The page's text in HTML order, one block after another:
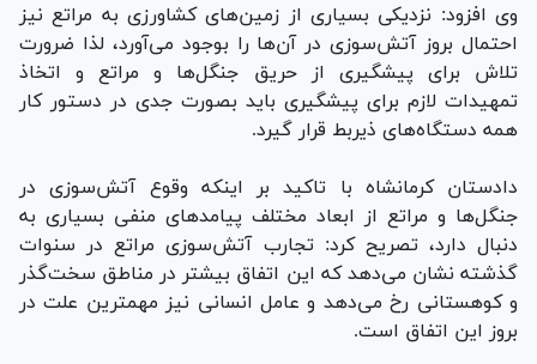
وی افزود: نزدیکی بسیاری از زمین‌های کشاورزی به مراتع نیز
احتمال بروز آتش‌سوزی در آن‌ها را بوجود می‌آورد، لذا ضرورت
تلاش برای پیشگیری از حریق جنگل‌ها و مراتع و اتخاذ
تمهیدات لازم برای پیشگیری باید بصورت جدی در دستور کار
همه دستگاه‌های ذیربط قرار گیرد.
دادستان کرمانشاه با تاکید بر اینکه وقوع آتش‌سوزی در
جنگل‌ها و مراتع از ابعاد مختلف پیامد‌های منفی بسیاری به
دنبال دارد، تصریح کرد: تجارب آتش‌سوزی مراتع در سنوات
گذشته نشان می‌دهد که این اتفاق بیشتر در مناطق سخت‌گذر
و کوهستانی رخ می‌دهد و عامل انسانی نیز مهمترین علت در
بروز این اتفاق است.